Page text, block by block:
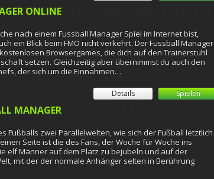
ONLINE
nach einem Fussball Manager Spiel im Internet bist,
ein Blick beim FMO nicht verkehrt. Der Fussball Manager
Browsergames, die dich auf den Trainerstuhl
setzen. Gleichzeitig aber übernimmst du auch den
der sich um die Einnahmen…
Spielen
Details
MANAGER
Fußballs zwei Parallelwelten, wie sich der Fußball letztlich
Seite ist die des Fans, der Woche für Woche ins
elf Männer auf dem Platz zu bejubeln und auf der
mit der der normale Anhänger selten in Berührung